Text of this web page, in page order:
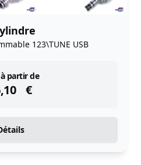
123\TUNE USB
partir de
€